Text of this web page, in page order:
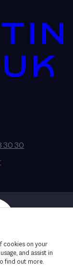
30 30
cookies on your
and assist in
find out more.